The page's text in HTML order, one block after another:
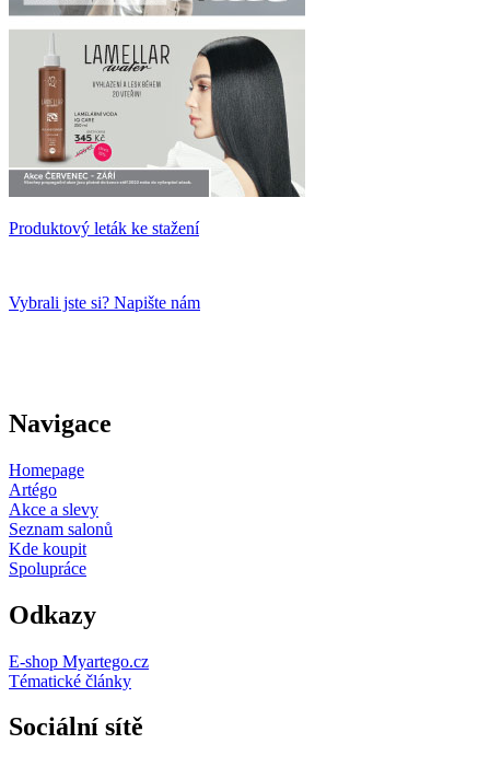
Produktový leták ke stažení
Vybrali jste si? Napište nám
Navigace
Homepage
Artégo
Akce a slevy
Seznam salonů
Kde koupit
Spolupráce
Odkazy
E-shop Myartego.cz
Tématické články
Sociální sítě